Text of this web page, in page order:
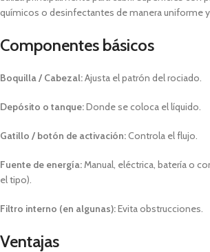
químicos o desinfectantes de manera uniforme
Componentes básicos
Boquilla / Cabezal:Ajusta el patrón del rociado.
Depósito o tanque:Donde se coloca el líquido.
Gatillo / botón de activación:Controla el flujo.
Fuente de energía:Manual, eléctrica, batería o
el tipo).
Filtro interno (en algunas):Evita obstrucciones.
Ventajas